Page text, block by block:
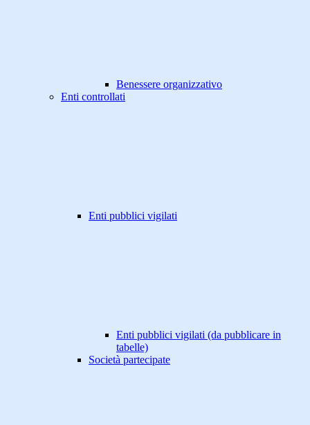
Benessere organizzativo
Enti controllati
Enti pubblici vigilati
Enti pubblici vigilati (da pubblicare in
tabelle)
Società partecipate